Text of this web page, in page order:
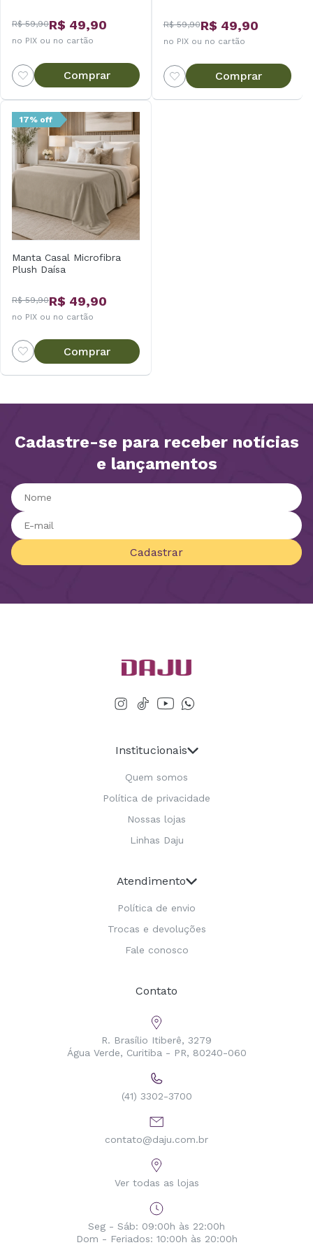
R$ 59,90R$ 49,90
no PIX ou no cartão
Comprar
R$ 59,90R$ 49,90
no PIX ou no cartão
Comprar
17% off
Manta Casal Microfibra
Plush Daísa
R$ 59,90R$ 49,90
no PIX ou no cartão
Comprar
Cadastre-se para receber notícias
e lançamentos
Cadastrar
Institucionais
Quem somos
Política de privacidade
Nossas lojas
Linhas Daju
Atendimento
Política de envio
Trocas e devoluções
Fale conosco
Contato
R. Brasílio Itiberê, 3279
Água Verde, Curitiba - PR, 80240-060
(41) 3302-3700
contato@daju.com.br
Ver todas as lojas
Seg - Sáb: 09:00h às 22:00h
Dom - Feriados: 10:00h às 20:00h